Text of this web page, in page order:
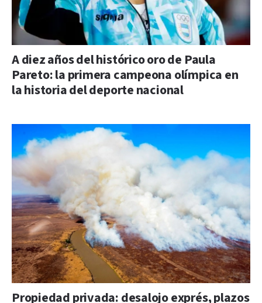
A diez años del histórico oro de Paula
Pareto: la primera campeona olímpica en
la historia del deporte nacional
Propiedad privada: desalojo exprés, plazos